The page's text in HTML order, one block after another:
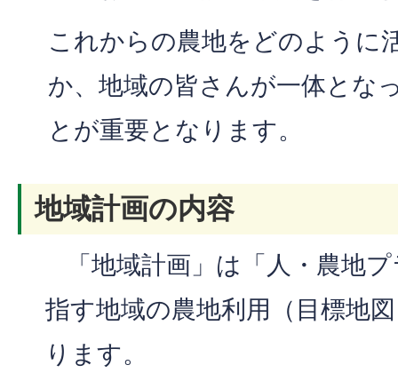
これからの農地をどのように
か、地域の皆さんが一体とな
とが重要となります。
地域計画の内容
「地域計画」は「人・農地
指す地域の農地利用（目標地
ります。